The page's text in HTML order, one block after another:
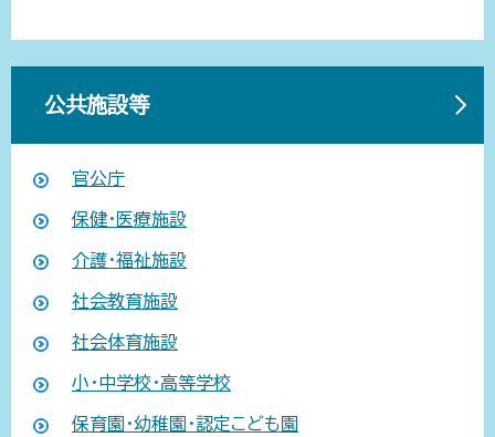
公共施設等
官公庁
保健・医療施設
介護・福祉施設
社会教育施設
社会体育施設
小・中学校・高等学校
保育園・幼稚園・認定こども園